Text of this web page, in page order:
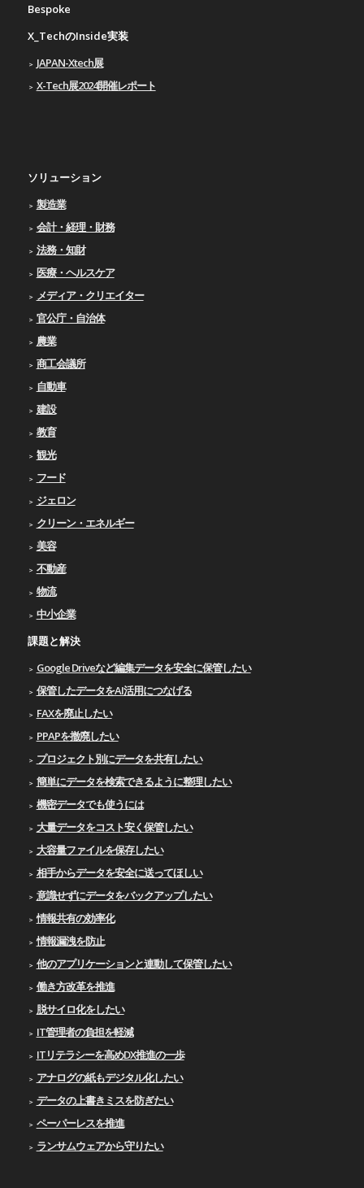
Bespoke
X_TechのInside実装
JAPAN-Xtech展
X-Tech展2024開催レポート
ソリューション
製造業
会計・経理・財務
法務・知財
医療・ヘルスケア
メディア・クリエイター
官公庁・自治体
農業
商工会議所
自動車
建設
教育
観光
フード
ジェロン
クリーン・エネルギー
美容
不動産
物流
中小企業
課題と解決
Google Driveなど編集データを安全に保管したい
保管したデータをAI活用につなげる
FAXを廃止したい
PPAPを撤廃したい
プロジェクト別にデータを共有したい
簡単にデータを検索できるように整理したい
機密データでも使うには
大量データをコスト安く保管したい
大容量ファイルを保存したい
相手からデータを安全に送ってほしい
意識せずにデータをバックアップしたい
情報共有の効率化
情報漏洩を防止
他のアプリケーションと連動して保管したい
働き方改革を推進
脱サイロ化をしたい
IT管理者の負担を軽減
ITリテラシーを高めDX推進の一歩
アナログの紙もデジタル化したい
データの上書きミスを防ぎたい
ペーパーレスを推進
ランサムウェアから守りたい